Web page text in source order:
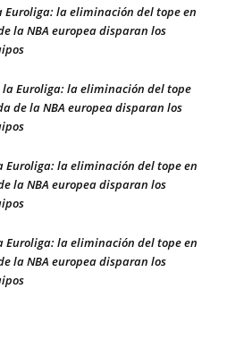
Euroliga: la eliminación del tope en
la NBA europea disparan los
la Euroliga: la eliminación del tope
de la NBA europea disparan los
Euroliga: la eliminación del tope en
la NBA europea disparan los
Euroliga: la eliminación del tope en
la NBA europea disparan los